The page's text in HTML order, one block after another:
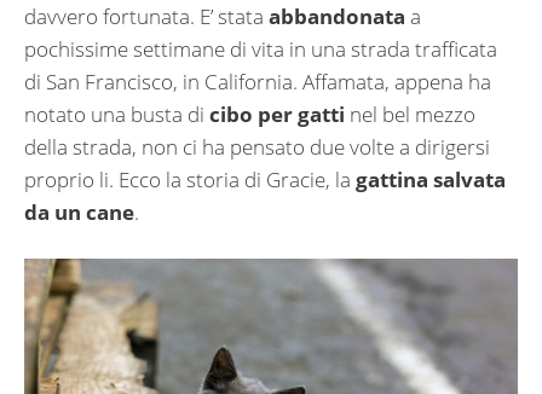
davvero fortunata. E’ stata abbandonata a
pochissime settimane di vita in una strada trafficata
di San Francisco, in California. Affamata, appena ha
notato una busta di cibo per gatti nel bel mezzo
della strada, non ci ha pensato due volte a dirigersi
proprio li. Ecco la storia di Gracie, la gattina salvata
da un cane.